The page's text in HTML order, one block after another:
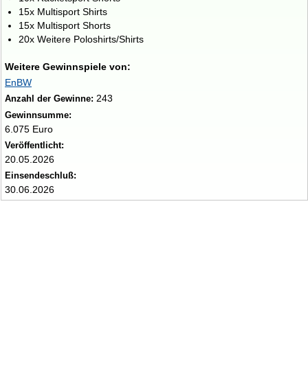
15x Multisport Shirts
15x Multisport Shorts
20x Weitere Poloshirts/Shirts
Weitere Gewinnspiele von:
EnBW
Anzahl der Gewinne: 243
Gewinnsumme:
6.075 Euro
Veröffentlicht:
20.05.2026
Einsendeschluß:
30.06.2026